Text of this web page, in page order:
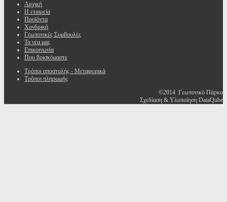
Αρχική
Η εταιρεία
Προϊόντα
Χονδρική
Γεωπονικές Συμβουλές
Τα νέα μας
Επικοινωνία
Που βρισκόμαστε
Τρόποι αποστολής - Μεταφορικά
Τρόποι πληρωμής
©2014 Γεωπονικό Πάρκο
Σχεδίαση & Υλοποίηση DataQube